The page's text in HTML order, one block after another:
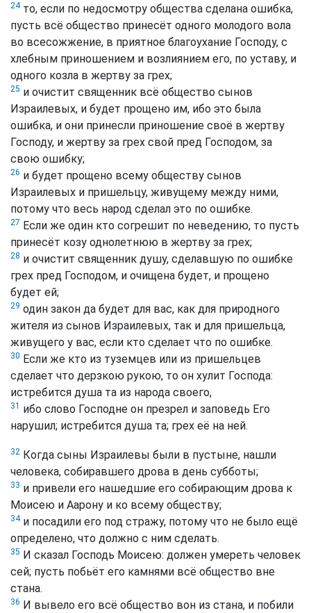
24то, если по недосмотру общества сделана ошибка,
пусть всё общество принесёт одного молодого вола
во всесожжение, в приятное благоухание Господу, с
хлебным приношением и возлиянием его, по уставу, и
одного козла в жертву за грех;
25 и очистит священник всё общество сынов
Израилевых, и будет прощено им, ибо это была
ошибка, и они принесли приношение своё в жертву
Господу, и жертву за грех свой пред Господом, за
свою ошибку;
26 и будет прощено всему обществу сынов
Израилевых и пришельцу, живущему между ними,
потому что весь народ сделал это по ошибке.
27 Если же один кто согрешит по неведению, то пусть
принесёт козу однолетнюю в жертву за грех;
28 и очистит священник душу, сделавшую по ошибке
грех пред Господом, и очищена будет, и прощено
будет ей;
29 один закон да будет для вас, как для природного
жителя из сынов Израилевых, так и для пришельца,
живущего у вас, если кто сделает что по ошибке.
30 Если же кто из туземцев или из пришельцев
сделает что дерзкою рукою, то он хулит Господа:
истребится душа та из народа своего,
31 ибо слово Господне он презрел и заповедь Его
нарушил; истребится душа та; грех её на ней.
32 Когда сыны Израилевы были в пустыне, нашли
человека, собиравшего дрова в день субботы;
33 и привели его нашедшие его собирающим дрова к
Моисею и Аарону и ко всему обществу;
34и посадили его под стражу, потому что не было ещё
определено, что должно с ним сделать.
35 И сказал Господь Моисею: должен умереть человек
сей; пусть побьёт его камнями всё общество вне
стана.
36 И вывело его всё общество вон из стана, и побили